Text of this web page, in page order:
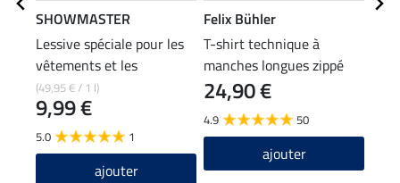
SHOWMASTER
Lessive spéciale pour les
vêtements et les
pantalons d'équitation
(49,95 € / 1 l)
9,99 €
5.0 1
ajouter
Felix Bühler
T-shirt technique à
manches longues zippé
Sofie
24,90 €
4.9 50
ajouter